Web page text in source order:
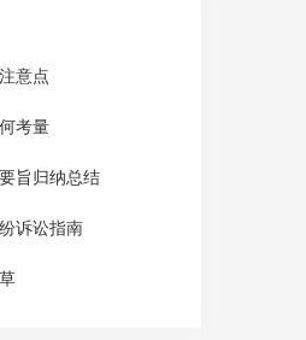
意点
考量
旨归纳总结
诉讼指南